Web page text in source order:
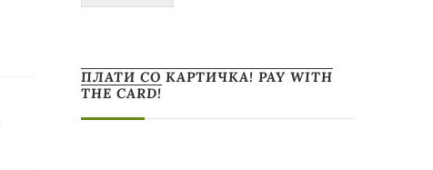
ПЛАТИ СО КАРТИЧКА! PAY WITH
THE CARD!